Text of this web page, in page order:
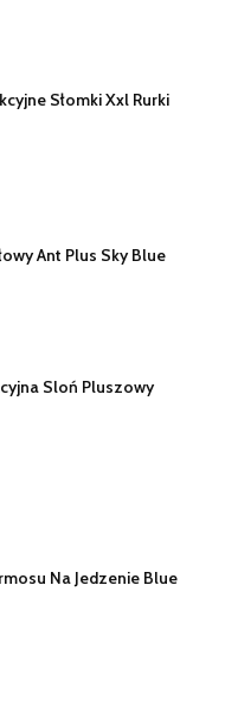
Słomki Xxl Rurki
Ant Plus Sky Blue
Sloń Pluszowy
Na Jedzenie Blue